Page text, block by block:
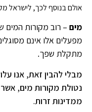
אולם בנוסף לכך, לישראל
מים – רוב מקורות
מפעלים אלו אינם
מתקלת שפך.
מבלי להבין זאת, אנו
נטולת מקורות מים,
ממדינות זרות.